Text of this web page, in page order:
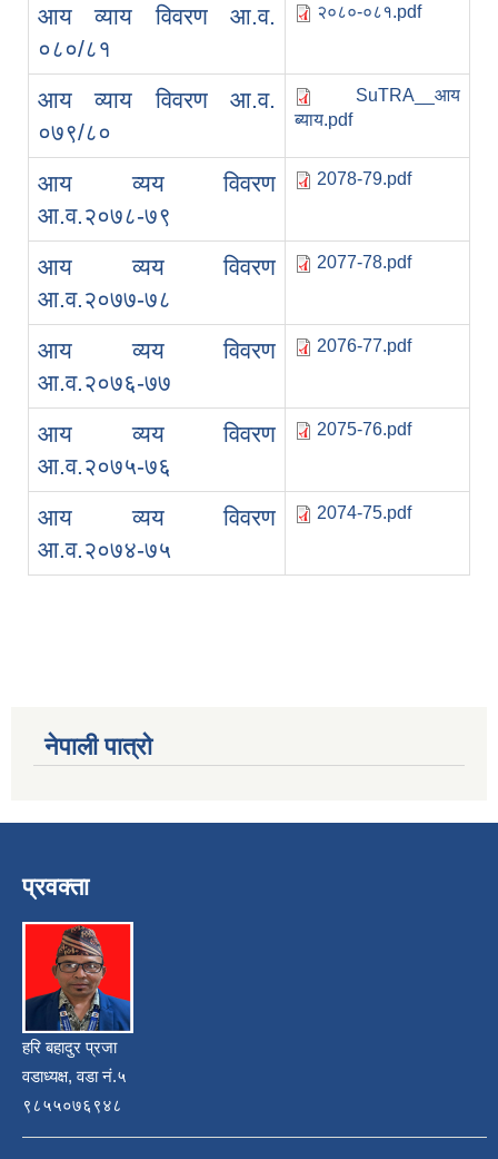
आय व्याय विवरण आ.व.
०८०/८१
२०८०-०८१.pdf
आय व्याय विवरण आ.व.
०७९/८०
SuTRA__आय
ब्याय.pdf
आय व्यय विवरण
आ.व.२०७८-७९
2078-79.pdf
आय व्यय विवरण
आ.व.२०७७-७८
2077-78.pdf
आय व्यय विवरण
आ.व.२०७६-७७
2076-77.pdf
आय व्यय विवरण
आ.व.२०७५-७६
2075-76.pdf
आय व्यय विवरण
आ.व.२०७४-७५
2074-75.pdf
नेपाली पात्रो
प्रवक्ता
हरि बहादुर प्रजा
वडाध्यक्ष, वडा नं.५
९८५५०७६९४८